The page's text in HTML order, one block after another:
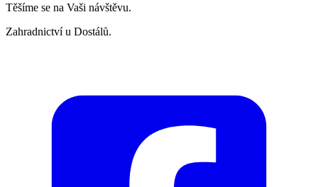
Těšíme se na Vaši návštěvu.
Zahradnictví u Dostálů.